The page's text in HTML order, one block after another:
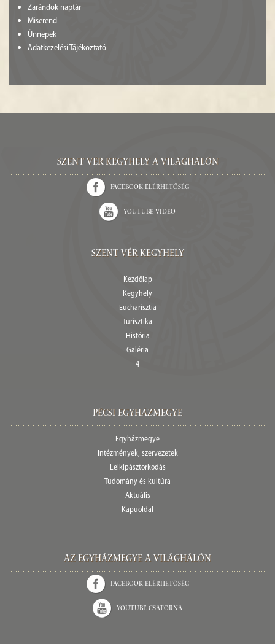
Zarándok naptár
Miserend
Ünnepek
Adatkezelési Tájékoztató
Szent Vér kegyhely a világhálón
Facebook elérhetőség
Youtube video
Szent Vér Kegyhely
Kezdőlap
Kegyhely
Eucharisztia
Turisztika
História
Galéria
4
Pécsi egyházmegye
Egyházmegye
Intézmények, szervezetek
Lelkipásztorkodás
Tudomány és kultúra
Aktuális
Kapuoldal
Az Egyházmegye a világhálón
Facebook elérhetőség
Youtube csatorna